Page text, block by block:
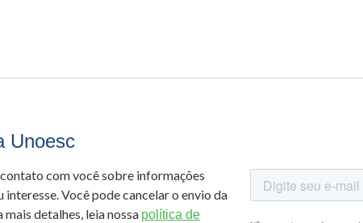
Unoesc
com você sobre informações
Você pode cancelar o envio da
detalhes, leia nossa política de